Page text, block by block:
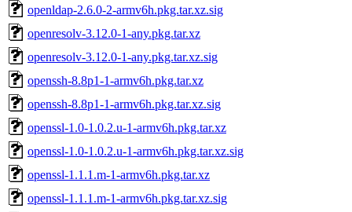
openldap-2.6.0-2-armv6h.pkg.tar.xz.sig
openresolv-3.12.0-1-any.pkg.tar.xz
openresolv-3.12.0-1-any.pkg.tar.xz.sig
openssh-8.8p1-1-armv6h.pkg.tar.xz
openssh-8.8p1-1-armv6h.pkg.tar.xz.sig
openssl-1.0-1.0.2.u-1-armv6h.pkg.tar.xz
openssl-1.0-1.0.2.u-1-armv6h.pkg.tar.xz.sig
openssl-1.1.1.m-1-armv6h.pkg.tar.xz
openssl-1.1.1.m-1-armv6h.pkg.tar.xz.sig